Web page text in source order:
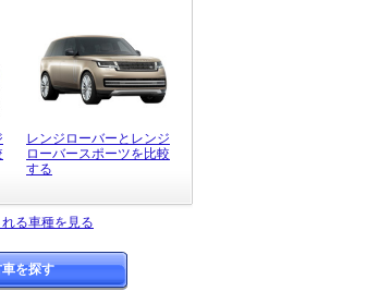
レンジローバーとレンジ
ローバースポーツを比較
する
る車種を見る
を探す